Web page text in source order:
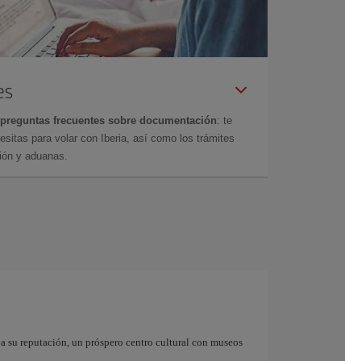
preguntas frecuentes sobre documentación: te
para volar con Iberia, así como los trámites
y aduanas.
reputación, un próspero centro cultural con museos